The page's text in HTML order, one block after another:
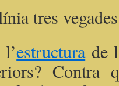
tres
estructurade
Contra